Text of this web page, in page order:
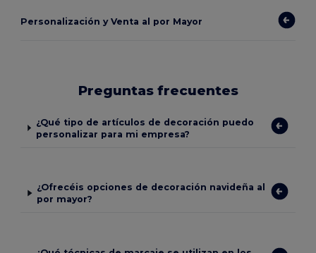
Personalización y Venta al por Mayor
Preguntas frecuentes
¿Qué tipo de artículos de decoración puedo
personalizar para mi empresa?
¿Ofrecéis opciones de decoración navideña al
por mayor?